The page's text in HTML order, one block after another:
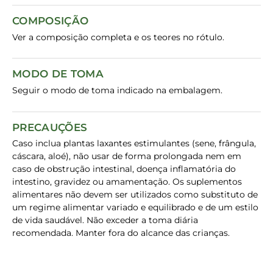
COMPOSIÇÃO
Ver a composição completa e os teores no rótulo.
MODO DE TOMA
Seguir o modo de toma indicado na embalagem.
PRECAUÇÕES
Caso inclua plantas laxantes estimulantes (sene, frângula,
cáscara, aloé), não usar de forma prolongada nem em
caso de obstrução intestinal, doença inflamatória do
intestino, gravidez ou amamentação. Os suplementos
alimentares não devem ser utilizados como substituto de
um regime alimentar variado e equilibrado e de um estilo
de vida saudável. Não exceder a toma diária
recomendada. Manter fora do alcance das crianças.